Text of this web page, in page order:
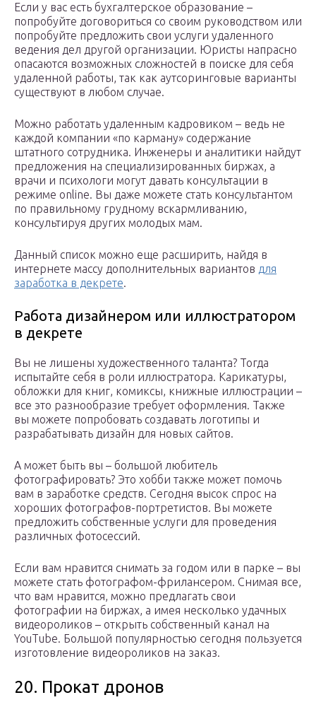
Если у вас есть бухгалтерское образование –
попробуйте договориться со своим руководством или
попробуйте предложить свои услуги удаленного
ведения дел другой организации. Юристы напрасно
опасаются возможных сложностей в поиске для себя
удаленной работы, так как аутсоринговые варианты
существуют в любом случае.
Можно работать удаленным кадровиком – ведь не
каждой компании «по карману» содержание
штатного сотрудника. Инженеры и аналитики найдут
предложения на специализированных биржах, а
врачи и психологи могут давать консультации в
режиме online. Вы даже можете стать консультантом
по правильному грудному вскармливанию,
консультируя других молодых мам.
Данный список можно еще расширить, найдя в
интернете массу дополнительных вариантов для
заработка в декрете.
Работа дизайнером или иллюстратором
в декрете
Вы не лишены художественного таланта? Тогда
испытайте себя в роли иллюстратора. Карикатуры,
обложки для книг, комиксы, книжные иллюстрации –
все это разнообразие требует оформления. Также
вы можете попробовать создавать логотипы и
разрабатывать дизайн для новых сайтов.
А может быть вы – большой любитель
фотографировать? Это хобби также может помочь
вам в заработке средств. Сегодня высок спрос на
хороших фотографов-портретистов. Вы можете
предложить собственные услуги для проведения
различных фотосессий.
Если вам нравится снимать за годом или в парке – вы
можете стать фотографом-фрилансером. Снимая все,
что вам нравится, можно предлагать свои
фотографии на биржах, а имея несколько удачных
видеороликов – открыть собственный канал на
YouTube. Большой популярностью сегодня пользуется
изготовление видеороликов на заказ.
20. Прокат дронов